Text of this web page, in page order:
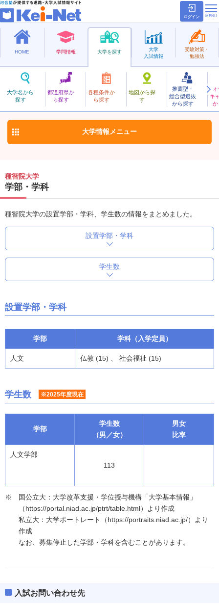
ログイン
HOME 学問情報 大学を探す
大学名から
探す
都道府県か
ら探す
各種条件か
ら探す
地図から探
す
推薦型・
総合型選抜
から探す
キ
か
大学
入試情報
受験対策・
勉強法
私立
しゅちいん
種智院大学 お気に入り
大学情報 メニュー
種智院大学
学部・学科
種智院大学の設置学部・学科、学生数の情報をまとめました。
設置学部・学科
学生数
設置学部・学科
学部 学科（入学定員）
人文 仏教 (15) 、 社会福祉 (15)
学生数 ※2025年度現在
学部
学生数
（男／女）
男女
比率
人文学部
113
国公立大：大学改革支援・学位授与機構「大学基本情報」
（https://portal.niad.ac.jp/ptrt/table.html）より作成
私立大：大学ポートレート（https://portraits.niad.ac.jp/）より
作成
なお、募集停止した学部・学科を含むことがあります。
入試お問い合わせ先